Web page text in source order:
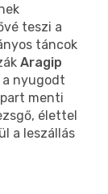
teszi a
táncok
Aragip
nyugodt
menti
élettel
a leszállás